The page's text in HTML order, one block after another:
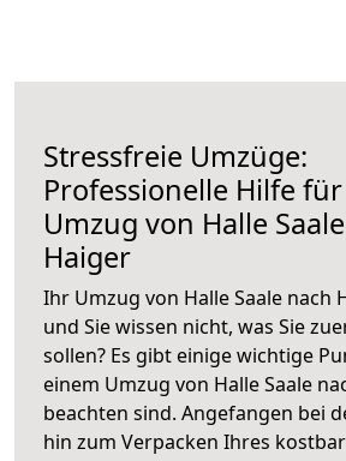
Stressfreie Umzüge:
Professionelle Hilfe
Umzug von Halle
Haiger
Ihr Umzug von Halle Saale nach
und Sie wissen nicht, was Sie
sollen? Es gibt einige wichtige
einem Umzug von Halle Saale
beachten sind. Angefangen bei
hin zum Verpacken Ihres